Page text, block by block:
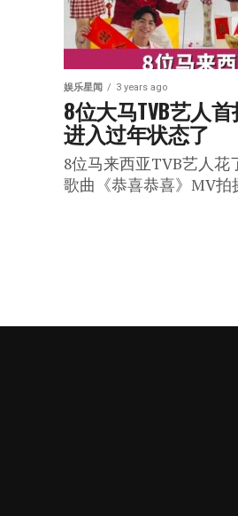
娱乐星闻 3 years ago
8位大马TVB艺人
进入过年状态了
8位马来西亚TVB艺人花
歌曲《恭喜恭喜》MV拍